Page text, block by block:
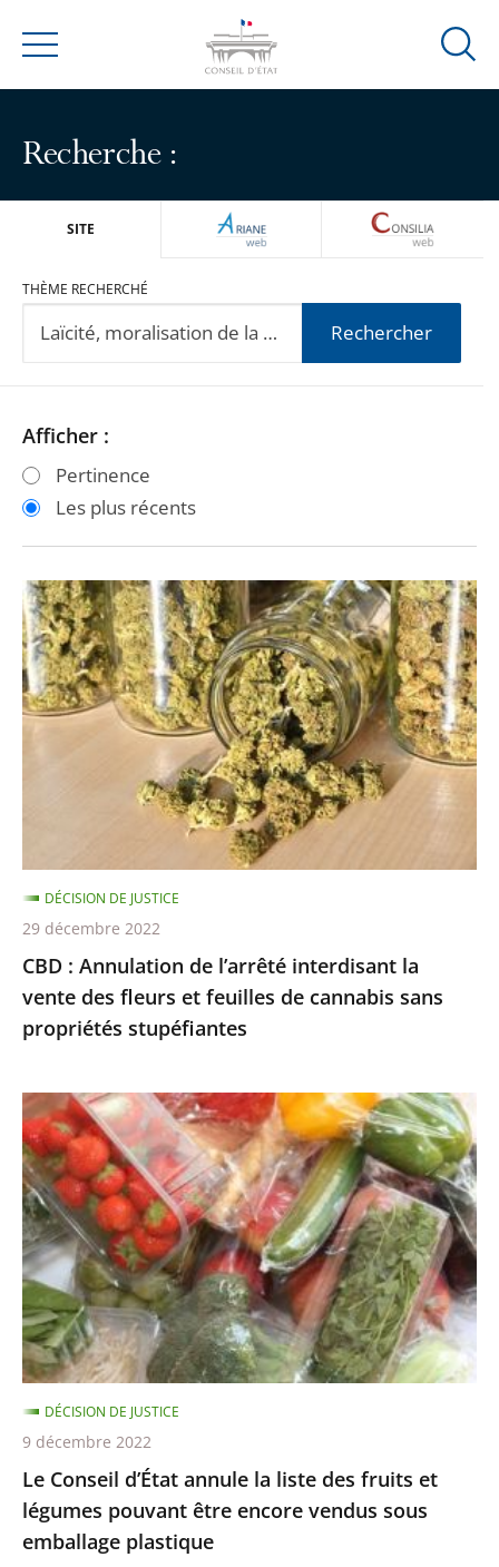
Menu
Ouvrir
Recherche :
SITE ARIANEWEB
THÈME RECHERCHÉ
Rechercher
Passer
les
filtres
après
Passer
les
filtres
avant
Afficher :
Pertinence
Les plus récents
CBD
:
Annulation
de
l’arrêté
fleurs
et
feuilles
de
cannabis
sans
stupéfiantes
CBD : Annulation de l’arrêté interdisant la
vente des fleurs et feuilles de cannabis sans
propriétés stupéfiantes
DÉCISION DE JUSTICE
29 décembre 2022
Le
Conseil
d’État
annule
la
liste
des
fruits
et
légumes
pouvant
être
encore
vendus
sous
Le Conseil d’État annule la liste des fruits et
légumes pouvant être encore vendus sous
emballage plastique
DÉCISION DE JUSTICE
9 décembre 2022